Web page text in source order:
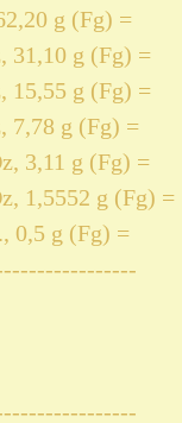
g (Fg) =
31,10 g (Fg) =
15,55 g (Fg) =
7,78 g (Fg) =
3,11 g (Fg) =
1,5552 g (Fg) =
0,5 g (Fg) =